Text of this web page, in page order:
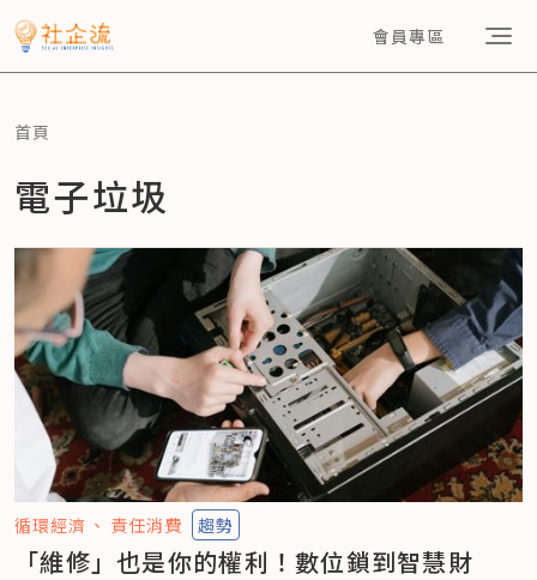
會員專區
首頁
電子垃圾
循環經濟 責任消費 趨勢
「維修」也是你的權利！數位鎖到智慧財